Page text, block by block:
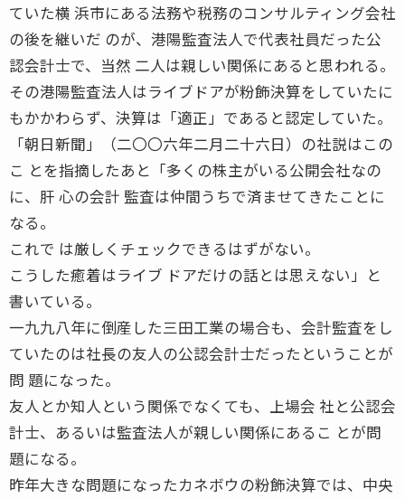
ていた横 浜市にある法務や税務のコンサルティング会社
の後を継いだ のが、港陽監査法人で代表社員だった公
認会計士で、当然 二人は親しい関係にあると思われる。
その港陽監査法人はライブドアが粉飾決算をしていたに
もかかわらず、決算は「適正」であると認定していた。
「朝日新聞」（二〇〇六年二月二十六日）の社説はこの
こ とを指摘したあと「多くの株主がいる公開会社なの
に、肝 心の会計 監査は仲間うちで済ませてきたことに
なる。
これで は厳しくチェックできるはずがない。
こうした癒着はライブ ドアだけの話とは思えない」と
書いている。
一九九八年に倒産した三田工業の場合も、会計監査をし
ていたのは社長の友人の公認会計士だったということが
問 題になった。
友人とか知人という関係でなくても、上場会 社と公認会
計士、あるいは監査法人が親しい関係にあるこ とが問
題になる。
昨年大きな問題になったカネボウの粉飾決算では、中央